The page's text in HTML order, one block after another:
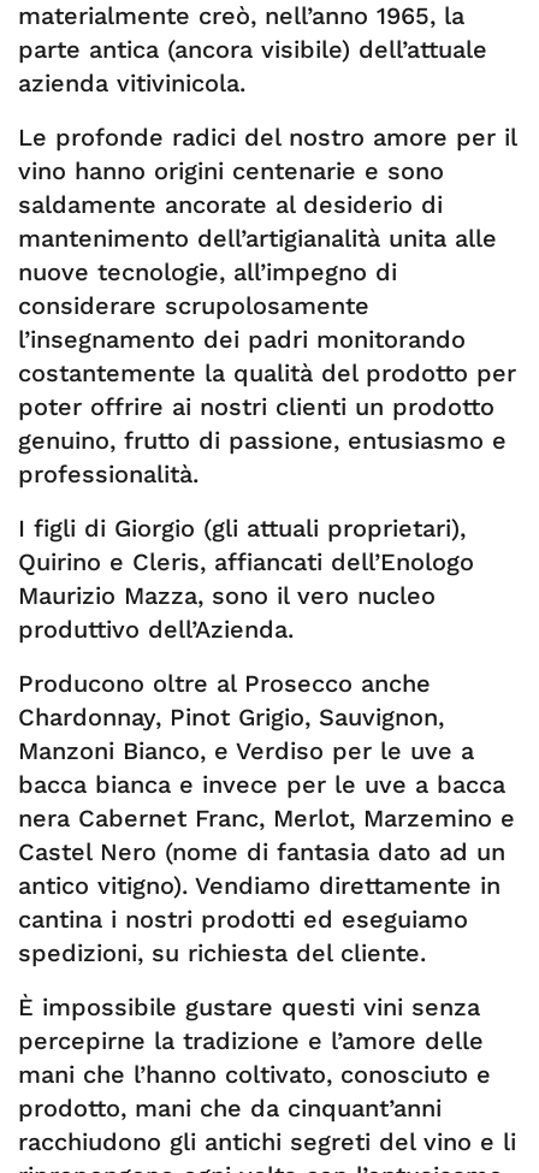
materialmente creò, nell’anno 1965, la
parte antica (ancora visibile) dell’attuale
azienda vitivinicola.
Le profonde radici del nostro amore per il
vino hanno origini centenarie e sono
saldamente ancorate al desiderio di
mantenimento dell’artigianalità unita alle
nuove tecnologie, all’impegno di
considerare scrupolosamente
l’insegnamento dei padri monitorando
costantemente la qualità del prodotto per
poter offrire ai nostri clienti un prodotto
genuino, frutto di passione, entusiasmo e
professionalità.
I figli di Giorgio (gli attuali proprietari),
Quirino e Cleris, affiancati dell’Enologo
Maurizio Mazza, sono il vero nucleo
produttivo dell’Azienda.
Producono oltre al Prosecco anche
Chardonnay, Pinot Grigio, Sauvignon,
Manzoni Bianco, e Verdiso per le uve a
bacca bianca e invece per le uve a bacca
nera Cabernet Franc, Merlot, Marzemino e
Castel Nero (nome di fantasia dato ad un
antico vitigno). Vendiamo direttamente in
cantina i nostri prodotti ed eseguiamo
spedizioni, su richiesta del cliente.
È impossibile gustare questi vini senza
percepirne la tradizione e l’amore delle
mani che l’hanno coltivato, conosciuto e
prodotto, mani che da cinquant’anni
racchiudono gli antichi segreti del vino e li